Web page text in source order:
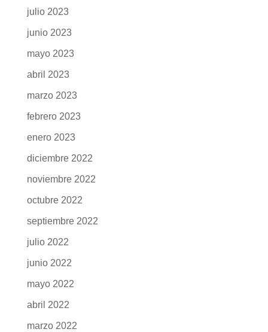
julio 2023
junio 2023
mayo 2023
abril 2023
marzo 2023
febrero 2023
enero 2023
diciembre 2022
noviembre 2022
octubre 2022
septiembre 2022
julio 2022
junio 2022
mayo 2022
abril 2022
marzo 2022